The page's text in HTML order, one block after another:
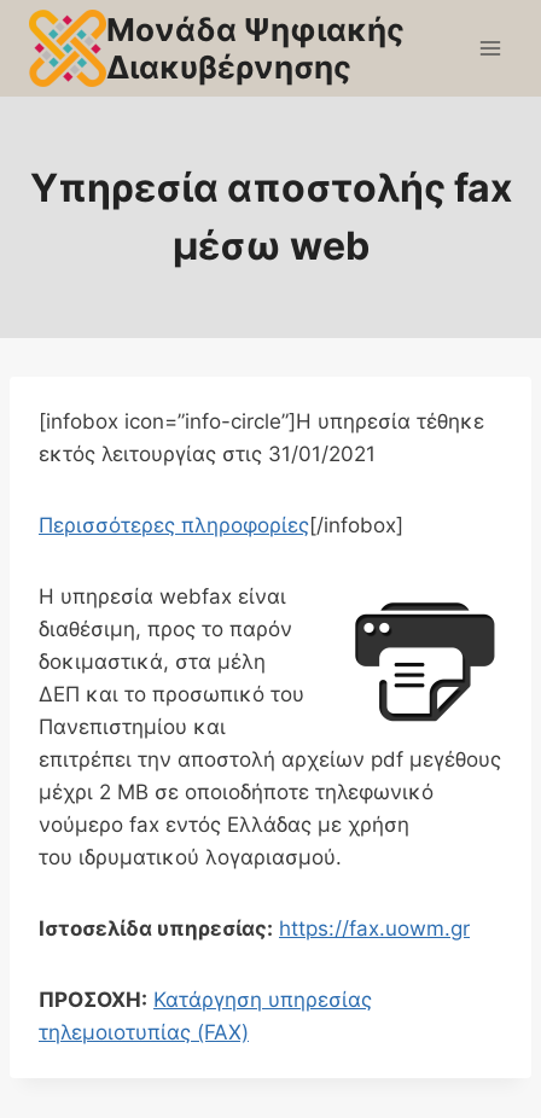
Skip
content
Μονάδα Ψηφιακής
Διακυβέρνησης
Υπηρεσία αποστολής fax
μέσω web
[infobox icon=”info-circle”]Η υπηρεσία τέθηκε
εκτός λειτουργίας στις 31/01/2021
Περισσότερες πληροφορίες[/infobox]
Η υπηρεσία webfax είναι
διαθέσιμη, προς το παρόν
δοκιμαστικά, στα μέλη
ΔΕΠ και το προσωπικό του
Πανεπιστημίου και
επιτρέπει την αποστολή αρχείων pdf μεγέθους
μέχρι 2 MB σε οποιοδήποτε τηλεφωνικό
νούμερο fax εντός Ελλάδας με χρήση
του ιδρυματικού λογαριασμού.
Ιστοσελίδα υπηρεσίας: https://fax.uowm.gr
ΠΡΟΣΟΧΗ: Κατάργηση υπηρεσίας
τηλεμοιοτυπίας (FAX)